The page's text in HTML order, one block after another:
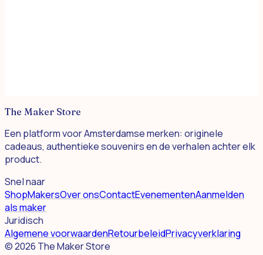
The Maker Store
Een platform voor Amsterdamse merken: originele
cadeaus, authentieke souvenirs en de verhalen achter elk
product.
Snel naar
ShopMakersOver onsContactEvenementenAanmelden
als maker
Juridisch
Algemene voorwaardenRetourbeleidPrivacyverklaring
©2026 The Maker Store